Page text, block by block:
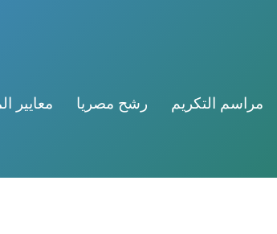
مراسم التكريم رشح مصريا معايير